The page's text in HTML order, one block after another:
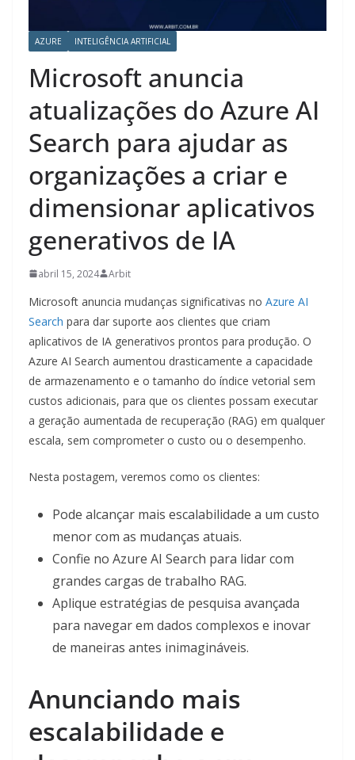
AZURE INTELIGÊNCIA ARTIFICIAL
Microsoft anuncia
atualizações do Azure AI
Search para ajudar as
organizações a criar e
dimensionar aplicativos
generativos de IA
abril 15, 2024 Arbit
Microsoft anuncia mudanças significativas no Azure AI
Search para dar suporte aos clientes que criam
aplicativos de IA generativos prontos para produção. O
Azure AI Search aumentou drasticamente a capacidade
de armazenamento e o tamanho do índice vetorial sem
custos adicionais, para que os clientes possam executar
a geração aumentada de recuperação (RAG) em qualquer
escala, sem comprometer o custo ou o desempenho.
Nesta postagem, veremos como os clientes:
Pode alcançar mais escalabilidade a um custo
menor com as mudanças atuais.
Confie no Azure AI Search para lidar com
grandes cargas de trabalho RAG.
Aplique estratégias de pesquisa avançada
para navegar em dados complexos e inovar
de maneiras antes inimagináveis.
Anunciando mais
escalabilidade e